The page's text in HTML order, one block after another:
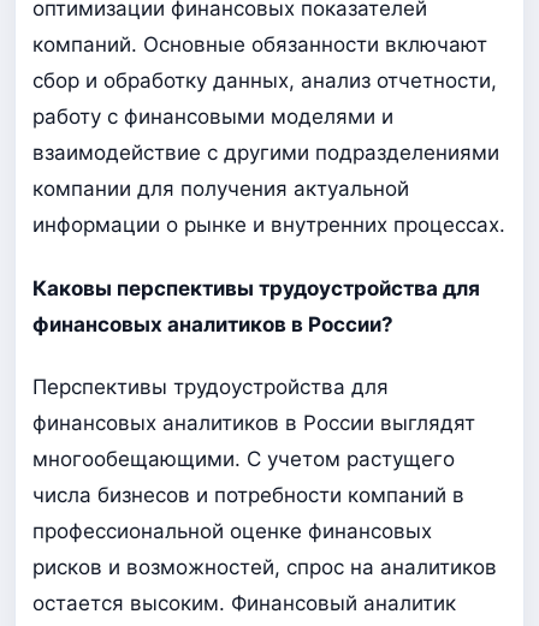
оптимизации финансовых показателей
компаний. Основные обязанности включают
сбор и обработку данных, анализ отчетности,
работу с финансовыми моделями и
взаимодействие с другими подразделениями
компании для получения актуальной
информации о рынке и внутренних процессах.
Каковы перспективы трудоустройства для
финансовых аналитиков в России?
Перспективы трудоустройства для
финансовых аналитиков в России выглядят
многообещающими. С учетом растущего
числа бизнесов и потребности компаний в
профессиональной оценке финансовых
рисков и возможностей, спрос на аналитиков
остается высоким. Финансовый аналитик